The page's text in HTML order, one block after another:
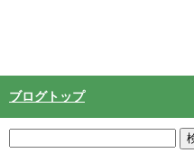
ブログトップ